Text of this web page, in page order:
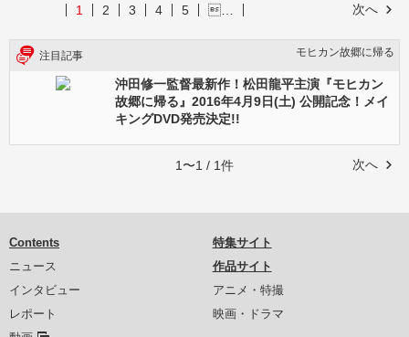
次へ
1 2 3 4 5 …
注目記事 モヒカン故郷に帰る
沖田修一監督最新作！松田龍平主演『モヒカン
故郷に帰る』2016年4月9日(土) 公開記念！メイ
キングDVD発売決定!!
次へ
1〜1 / 1件
Contents
ニュース
インタビュー
レポート
特集サイト
作品サイト
アニメ・特撮
映画・ドラマ